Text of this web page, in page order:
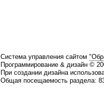
Система управления сайтом
Программирование & дизайн ©
При создании дизайна
Общая посещаемость раздела: